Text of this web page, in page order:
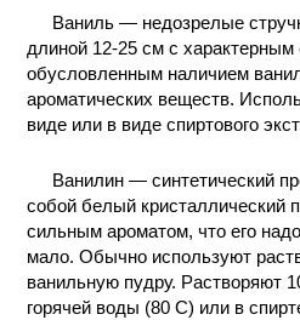
Ваниль — недозрелые
длиной 12-25 см с
обусловленным наличием
ароматических веществ.
виде или в виде спиртового
Ванилин — синтетический
собой белый кристаллический
сильным ароматом, что его
мало. Обычно используют
ванильную пудру. Растворяют
горячей воды (80 С) или в